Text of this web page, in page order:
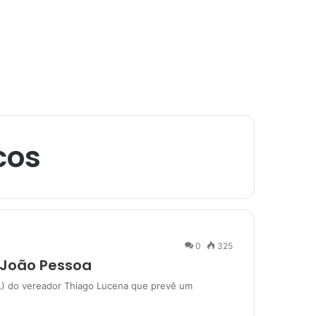
0 325
Pessoa
do vereador Thiago Lucena que prevê um